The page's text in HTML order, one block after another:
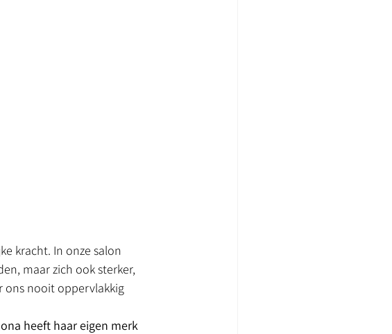
kracht. In onze salon
maar zich ook sterker,
ons nooit oppervlakkig
heeft haar eigen merk